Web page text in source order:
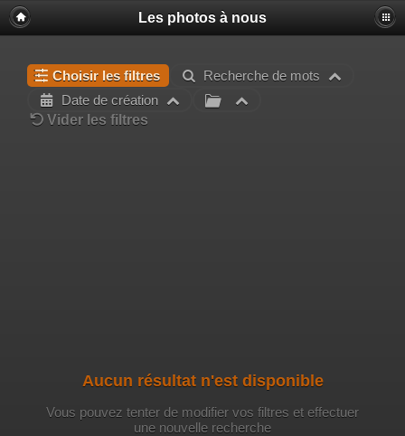
Les photos à nous
Choisir les filtres
Recherche de mots
Date de création
Vider les filtres
Aucun résultat n'est disponible
Vous pouvez tenter de modifier vos filtres et effectuer
une nouvelle recherche